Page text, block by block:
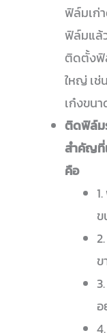
ฟิล์มเก่
ฟิล์มแล้
ติดตั้งฟิ
ใหญ่ เช่
เก๋งขน
ติดฟิล์ม
สำคัญที่
คือ
ข
อ